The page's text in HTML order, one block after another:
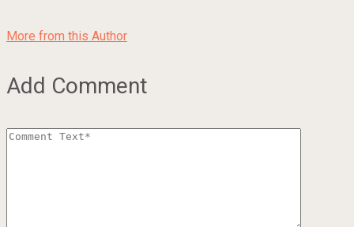
More from this Author
Add Comment